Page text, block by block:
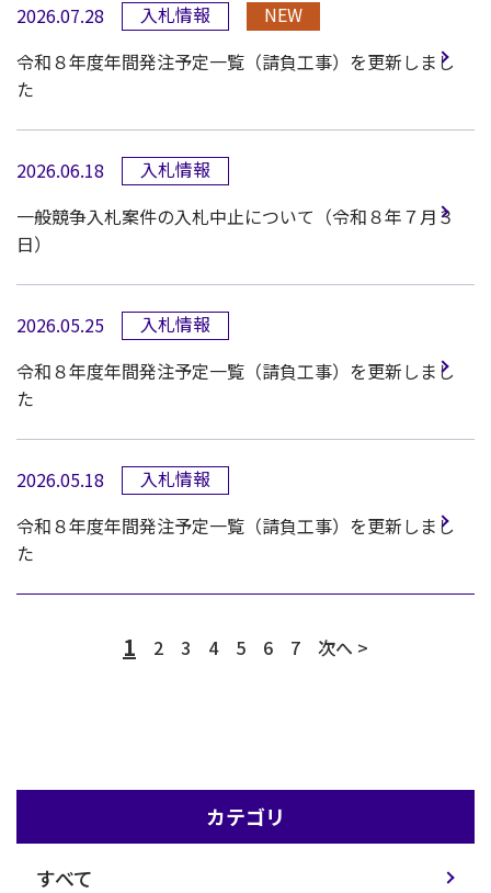
2026.07.28 入札情報
NEW
令和８年度年間発注予定一覧（請負工事）を更新しまし
た
2026.06.18
入札情報
一般競争入札案件の入札中止について（令和８年７月３
日）
2026.05.25
入札情報
令和８年度年間発注予定一覧（請負工事）を更新しまし
た
2026.05.18
入札情報
令和８年度年間発注予定一覧（請負工事）を更新しまし
た
1 2 3 4 5 6 7 次へ >
カテゴリ
すべて